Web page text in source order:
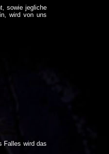
sowie jegliche
wird von uns
Falles wird das